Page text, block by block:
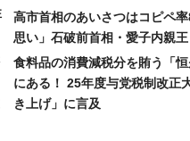
高市首相のあいさつはコピペ
思い」石破前首相・愛子内親
食料品の消費減税分を賄う「
にある！ 25年度与党税制改正
き上げ」に言及